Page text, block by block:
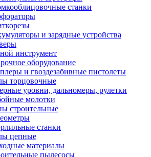
станки
и зарядные устройства
инструмент
оборудование
и гвоздезабивные пистолеты
торцовочные
уровни, дальномеры, рулетки
молотки
строительные
станки
цепные
материалы
пылесосы